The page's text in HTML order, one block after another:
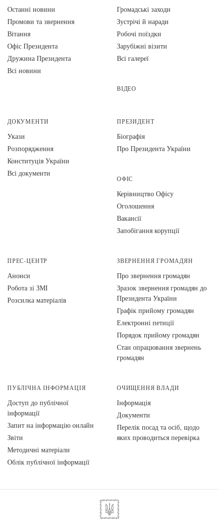
Останні новини
Промови та звернення
Вiтання
Офіс Президента
Дружина Президента
Всі новини
Громадські заходи
Зустрічі й наради
Робочі поїздки
Зарубіжні візити
Всі галереї
ВІДЕО
ДОКУМЕНТИ
Укази
Розпорядження
Конституція України
Всі документи
ПРЕЗИДЕНТ
Біографія
Про Президента України
ОФІС
Керівництво Офісу
Оголошення
Вакансії
Запобігання корупції
ПРЕС-ЦЕНТР
Анонси
Робота зі ЗМІ
Розсилка матеріалів
ЗВЕРНЕННЯ ГРОМАДЯН
Про звернення громадян
Зразок звернення громадян до
Президента України
Графік прийому громадян
Електронні петиції
Порядок прийому громадян
Стан опрацювання звернень
громадян
ПУБЛІЧНА ІНФОРМАЦІЯ
Доступ до публічної
інформації
Запит на інформацію онлайн
Звіти
Методичні матеріали
Облік публічної інформації
ОЧИЩЕННЯ ВЛАДИ
Інформація
Документи
Перелік посад та осіб, щодо
яких проводиться перевірка